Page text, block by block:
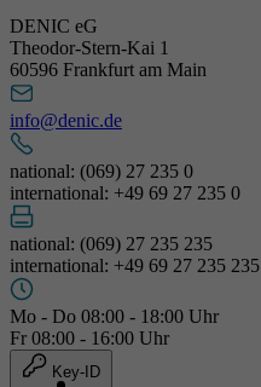
DENIC eG
Theodor-Stern-Kai 1
60596 Frankfurt am Main
info@denic.de
national: (069) 27 235 0
international: +49 69 27 235 0
national: (069) 27 235 235
international: +49 69 27 235 235
Mo - Do 08:00 - 18:00 Uhr
Fr 08:00 - 16:00 Uhr
Key-ID